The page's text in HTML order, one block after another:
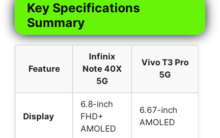
Key Specifications
Summary
Feature
Infinix
Note 40X
5G
Vivo T3 Pro
5G
Display
6.8-inch
FHD+
AMOLED
6.67-inch
AMOLED